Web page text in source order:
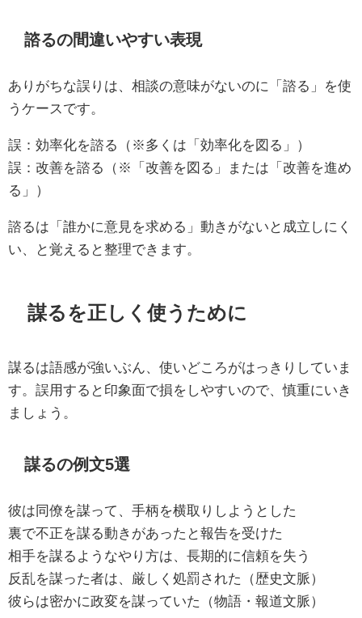
諮るの間違いやすい表現
ありがちな誤りは、相談の意味がないのに「諮る」を使
うケースです。
誤：効率化を諮る（※多くは「効率化を図る」）
誤：改善を諮る（※「改善を図る」または「改善を進め
る」）
諮るは「誰かに意見を求める」動きがないと成立しにく
い、と覚えると整理できます。
謀るを正しく使うために
謀るは語感が強いぶん、使いどころがはっきりしていま
す。誤用すると印象面で損をしやすいので、慎重にいき
ましょう。
謀るの例文5選
彼は同僚を謀って、手柄を横取りしようとした
裏で不正を謀る動きがあったと報告を受けた
相手を謀るようなやり方は、長期的に信頼を失う
反乱を謀った者は、厳しく処罰された（歴史文脈）
彼らは密かに政変を謀っていた（物語・報道文脈）